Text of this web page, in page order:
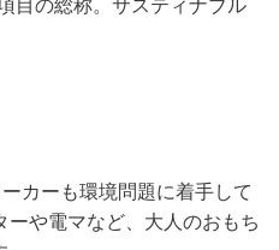
目の総称。サスティナブル
カーも環境問題に着手して
や電マなど、大人のおもち